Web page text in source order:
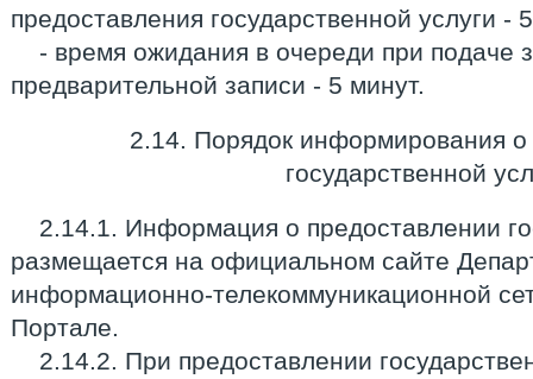
предоставления государственной услуги -
- время ожидания в очереди при подаче
предварительной записи - 5 минут.
2.14. Порядок информирования о
государственной
2.14.1. Информация о предоставлении
размещается на официальном сайте
информационно-телекоммуникационной
Портале.
2.14.2. При предоставлении